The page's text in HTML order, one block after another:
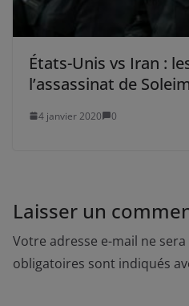
États-Unis vs Iran :
l’assassinat de
4 janvier 2020 0
Laisser un
Votre adresse e-mail ne
obligatoires sont indiqués